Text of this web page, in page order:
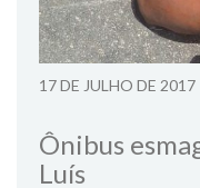
17 DE JULHO DE 2017
Ônibus
Luís